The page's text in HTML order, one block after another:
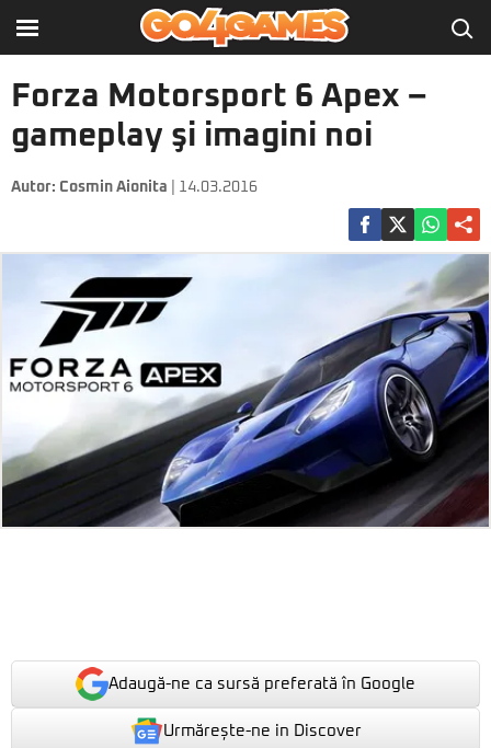
Forza Motorsport 6 Apex –
gameplay şi imagini noi
Autor: Cosmin Aionita | 14.03.2016
Adaugă-ne ca sursă preferată în Google
Urmărește-ne in Discover